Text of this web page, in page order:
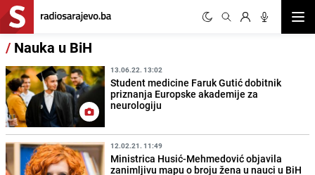
/ Nauka u BiH
13.06.22. 13:02
Student medicine Faruk Gutić dobitnik
priznanja Europske akademije za
neurologiju
12.02.21. 11:49
Ministrica Husić-Mehmedović objavila
zanimljivu mapu o broju žena u nauci u BiH